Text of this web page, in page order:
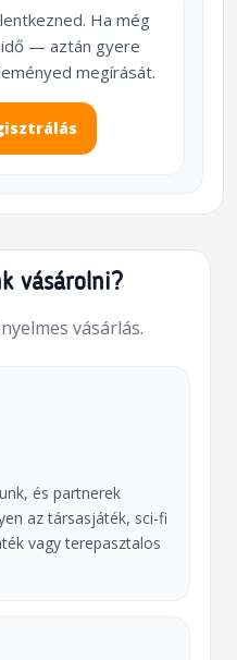
Ha még
— aztán gyere
megírását.
vásárolni?
vásárlás.
és partnerek
az társasjáték, sci-fi
vagy terepasztalos